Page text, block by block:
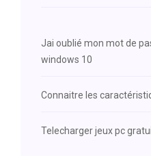
Jai oublié mon mot de
windows 10
Connaitre les
Telecharger jeux pc